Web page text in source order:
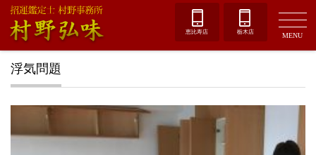
恵比寿店 栃木店 MENU
浮気問題